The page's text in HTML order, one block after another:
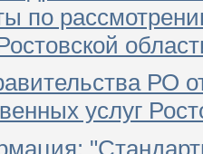
по
РО
услуг